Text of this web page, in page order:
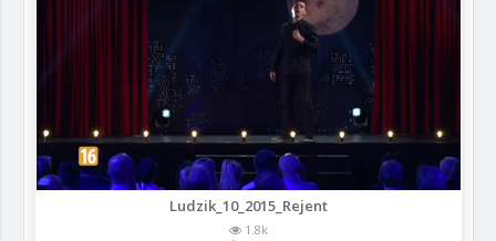
Ludzik_10_2015_Rejent
1.8k